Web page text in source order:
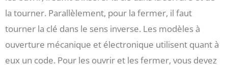
la tourner. Parallèlement, pour la fermer, il faut
tourner la clé dans le sens inverse. Les modèles à
ouverture mécanique et électronique utilisent quant à
eux un code. Pour les ouvrir et les fermer, vous devez